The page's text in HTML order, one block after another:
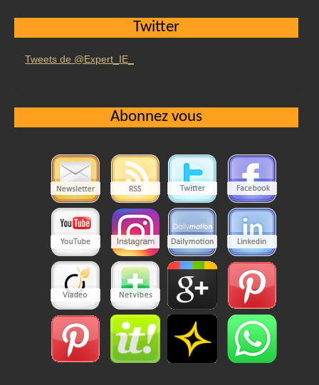
Twitter
Tweets de @Expert_IE_
Abonnez vous